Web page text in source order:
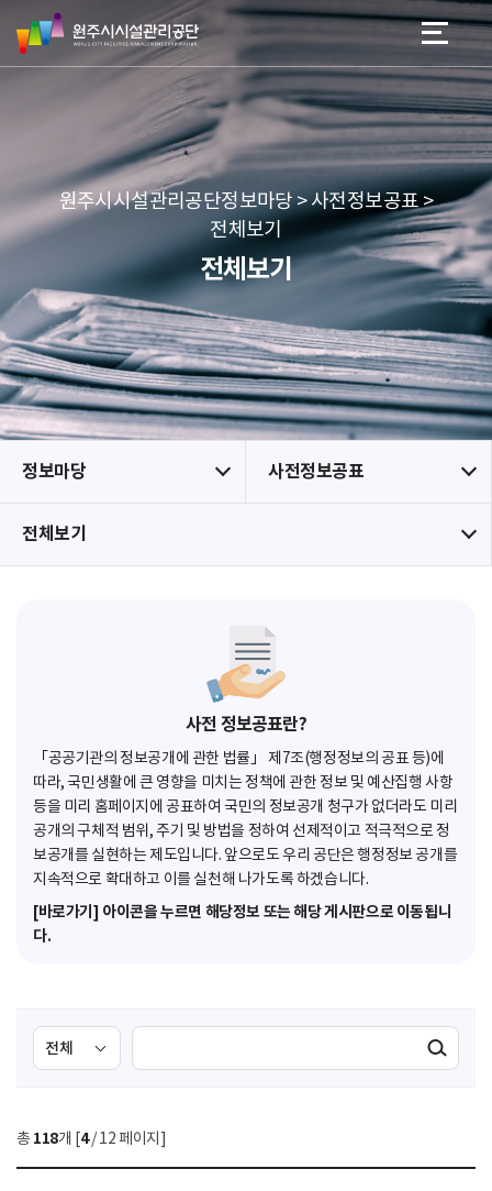
네
본문 바로가기
메뉴 바로가기
원
주
시
리
공
단
원주시시설관리공단정보마당 > 사전정보공표 >
전체보기
전체보기
정보마당 사전정보공표
전체보기
사전 정보공표란?
「공공기관의 정보공개에 관한 법률」 제7조(행정정보의 공표 등)에
따라, 국민생활에 큰 영향을 미치는 정책에 관한 정보 및 예산집행 사항
등을 미리 홈페이지에 공표하여 국민의 정보공개 청구가 없더라도 미리
공개의 구체적 범위, 주기 및 방법을 정하여 선제적이고 적극적으로 정
보공개를 실현하는 제도입니다. 앞으로도 우리 공단은 행정정보 공개를
지속적으로 확대하고 이를 실천해 나가도록 하겠습니다.
[바로가기] 아이콘을 누르면 해당정보 또는 해당 게시판으로 이동됩니
다.
검
색
선
택
색
검색실행
총 118개 [4/ 12 페이지]